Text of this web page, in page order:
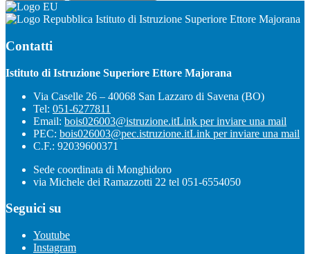
Istituto di Istruzione Superiore Ettore Majorana
Contatti
Istituto di Istruzione Superiore Ettore Majorana
Via Caselle 26 – 40068 San Lazzaro di Savena (BO)
Tel: 051-6277811
Email: bois026003@istruzione.itLink per inviare una mail
PEC: bois026003@pec.istruzione.itLink per inviare una mail
C.F.: 92039600371
Sede coordinata di Monghidoro
via Michele dei Ramazzotti 22 tel 051-6554050
Seguici su
Youtube
Instagram